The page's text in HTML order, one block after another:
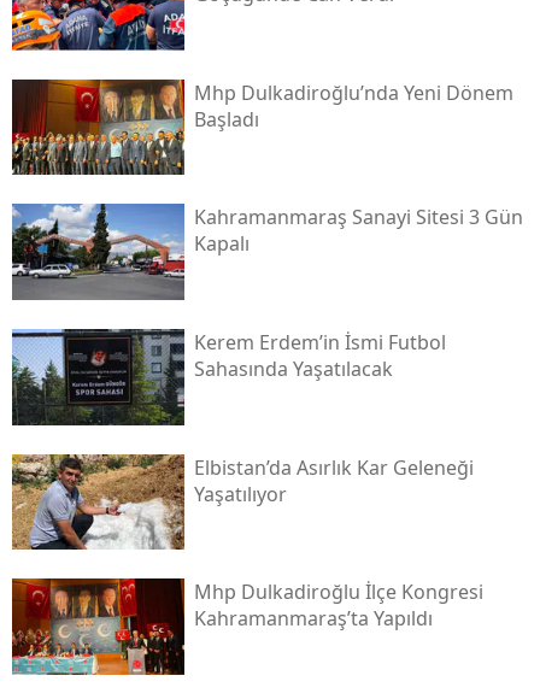
Mhp Dulkadiroğlu’nda Yeni Dönem
Başladı
Kahramanmaraş Sanayi Sitesi 3 Gün
Kapalı
Kerem Erdem’in İsmi Futbol
Sahasında Yaşatılacak
Elbistan’da Asırlık Kar Geleneği
Yaşatılıyor
Mhp Dulkadiroğlu İlçe Kongresi
Kahramanmaraş’ta Yapıldı